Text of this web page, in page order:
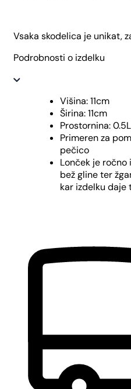
Vsaka skodelica je unikat,
Podrobnosti o izdelku
Višina: 11cm
Širina: 11cm
Prostornina: 0.5L
Primeren za
pečico
Lonček je ročno
bež gline ter
kar izdelku daje